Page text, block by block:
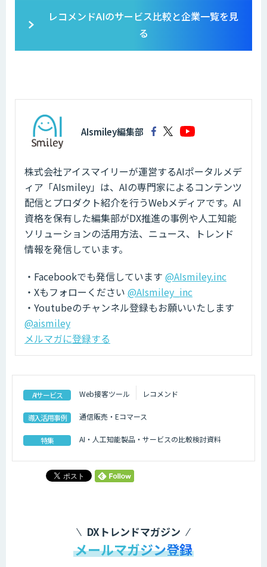
レコメンドAIのサービス比較と企業一覧を見
る
AIsmiley編集部
株式会社アイスマイリーが運営するAIポータルメデ
ィア「AIsmiley」は、AIの専門家によるコンテンツ
配信とプロダクト紹介を行うWebメディアです。AI
資格を保有した編集部がDX推進の事例や人工知能
ソリューションの活用方法、ニュース、トレンド
情報を発信しています。
・Facebookでも発信しています @AIsmiley.inc
・Xもフォローください @AIsmiley_inc
・Youtubeのチャンネル登録もお願いいたします
@aismiley
メルマガに登録する
AIサービス Web接客ツール レコメンド
導入活用事例 通信販売・Eコマース
特集 AI・人工知能製品・サービスの比較検討資料
DXトレンドマガジン
メールマガジン登録